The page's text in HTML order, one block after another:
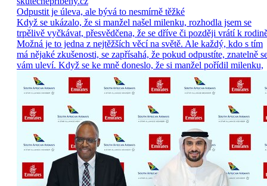
Odpustit je úleva, ale bývá to nesmírně těžké
Když se ukázalo, že si manžel našel milenku, rozhodla jsem se
trpělivě vyčkávat, přesvědčena, že se dříve či později vrátí k
Možná je to jedna z nejtěžších věcí na světě. Ale každý, kdo s tím
má nějaké zkušenosti, se zapřísahá, že pokud odpustíte, znatelně
vám uleví. Když se ke mně doneslo, že si manžel pořídil milenku,